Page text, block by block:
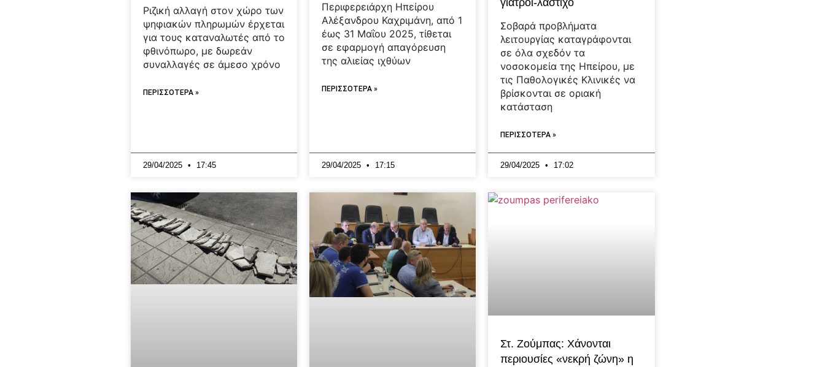
Ριζική αλλαγή στον χώρο των
ψηφιακών πληρωμών έρχεται
για τους καταναλωτές από το
φθινόπωρο, με δωρεάν
συναλλαγές σε άμεσο χρόνο
ΠΕΡΙΣΣΟΤΕΡΑ »
29/04/2025 17:45
Περιφερειάρχη Ηπείρου
Αλέξανδρου Καχριμάνη, από 1
έως 31 Μαΐου 2025, τίθεται
σε εφαρμογή απαγόρευση
της αλιείας ιχθύων
ΠΕΡΙΣΣΟΤΕΡΑ »
29/04/2025 17:15
γιατροί-λάστιχο
Σοβαρά προβλήματα
λειτουργίας καταγράφονται
σε όλα σχεδόν τα
νοσοκομεία της Ηπείρου, με
τις Παθολογικές Κλινικές να
βρίσκονται σε οριακή
κατάσταση
ΠΕΡΙΣΣΟΤΕΡΑ »
29/04/2025 17:02
Στ. Ζούμπας: Χάνονται
περιουσίες «νεκρή ζώνη» η